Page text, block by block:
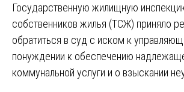
Государственную жилищную
собственников жилья (ТСЖ) приняло
обратиться в суд с иском к
понуждении к обеспечению
коммунальной услуги и о взыскании